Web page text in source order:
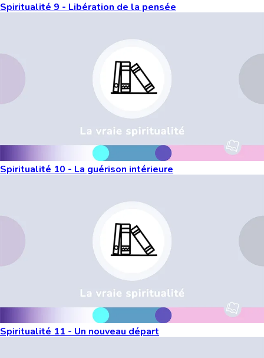
Spiritualité 9 - Libération de la pensée
Spiritualité 10 - La guérison intérieure
Spiritualité 11 - Un nouveau départ